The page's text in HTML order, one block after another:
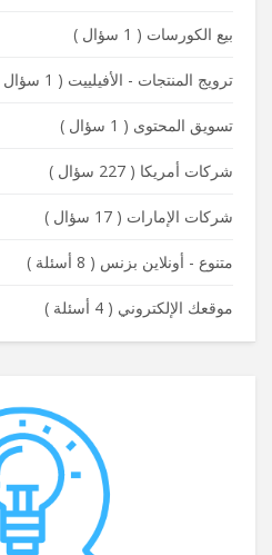
بيع الكورسات ( 1 سؤال )
ترويج المنتجات - الأفيلييت ( 1 سؤال
تسويق المحتوى ( 1 سؤال )
شركات أمريكا ( 227 سؤال )
شركات الإمارات ( 17 سؤال )
متنوع - أونلاين بزنس ( 8 أسئلة )
موقعك الإلكتروني ( 4 أسئلة )